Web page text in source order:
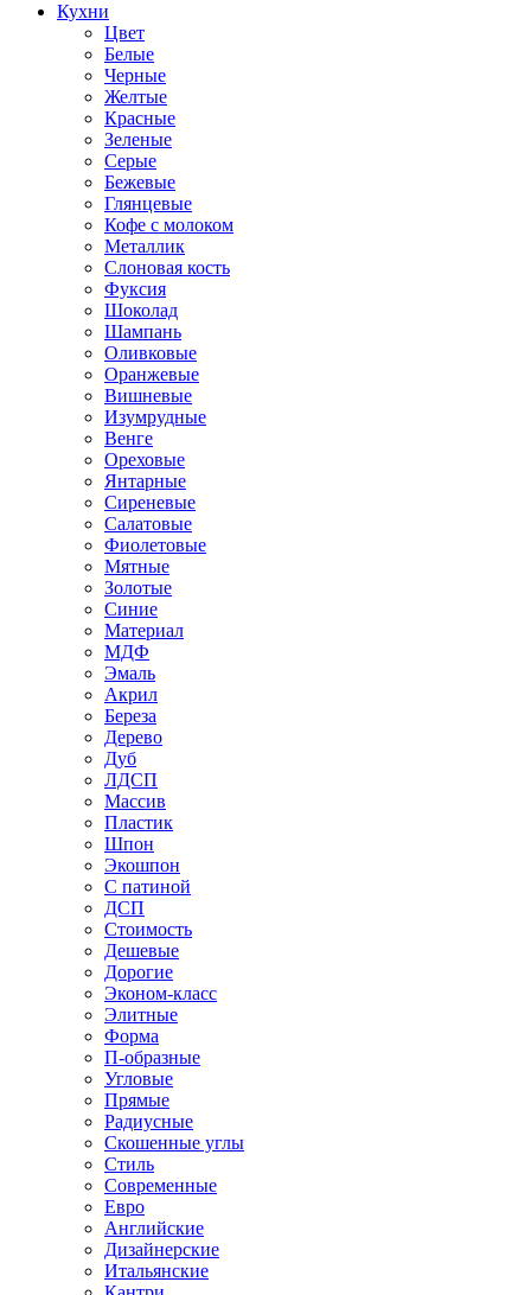
Кухни
Цвет
Белые
Черные
Желтые
Красные
Зеленые
Серые
Бежевые
Глянцевые
Кофе с молоком
Металлик
Слоновая кость
Фуксия
Шоколад
Шампань
Оливковые
Оранжевые
Вишневые
Изумрудные
Венге
Ореховые
Янтарные
Сиреневые
Салатовые
Фиолетовые
Мятные
Золотые
Синие
Материал
МДФ
Эмаль
Акрил
Береза
Дерево
Дуб
ЛДСП
Массив
Пластик
Шпон
Экошпон
С патиной
ДСП
Стоимость
Дешевые
Дорогие
Эконом-класс
Элитные
Форма
П-образные
Угловые
Прямые
Радиусные
Скошенные углы
Стиль
Современные
Евро
Английские
Дизайнерские
Итальянские